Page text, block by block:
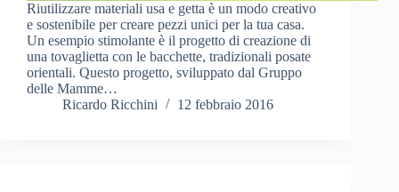
Riutilizzare materiali usa e getta è un modo creativo
e sostenibile per creare pezzi unici per la tua casa.
Un esempio stimolante è il progetto di creazione di
una tovaglietta con le bacchette, tradizionali posate
orientali. Questo progetto, sviluppato dal Gruppo
delle Mamme…
Ricardo Ricchini
12 febbraio 2016